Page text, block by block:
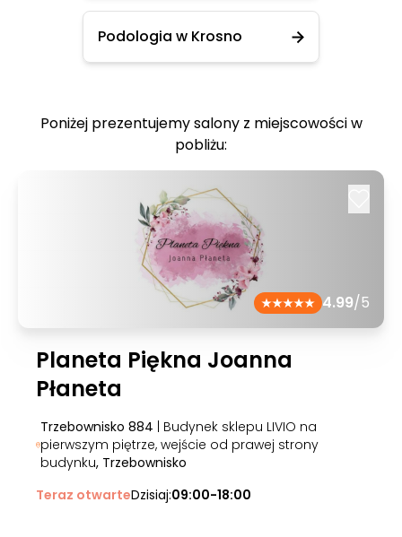
Podologia w Krosno
Poniżej prezentujemy salony z miejscowości w
pobliżu:
4.99/5
Planeta Piękna Joanna
Płaneta
Trzebownisko 884 | Budynek sklepu LIVIO na
pierwszym piętrze, wejście od prawej strony
budynku, Trzebownisko
Teraz otwarteDzisiaj:09:00-18:00